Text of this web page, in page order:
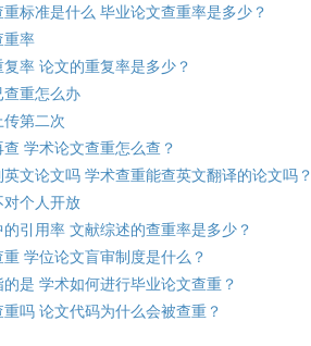
标准是什么 毕业论文查重率是多少？
重率
率 论文的重复率是多少？
重怎么办
第二次
学术论文查重怎么查？
文论文吗 学术查重能查英文翻译的论文吗？
个人开放
引用率 文献综述的查重率是多少？
学位论文盲审制度是什么？
是 学术如何进行毕业论文查重？
吗 论文代码为什么会被查重？